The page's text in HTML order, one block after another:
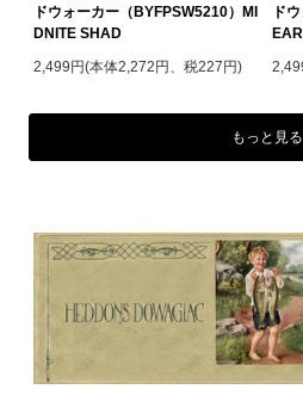
ドウォーカー（BYFPSW5210）MI
DNITE SHAD
2,499円(本体2,272円、税227円)
ド
もっと見る